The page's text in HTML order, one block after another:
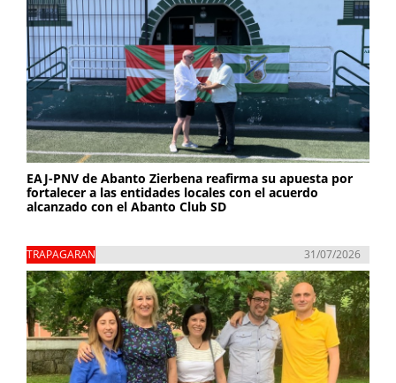
EAJ-PNV de Abanto Zierbena reafirma su apuesta por
fortalecer a las entidades locales con el acuerdo
alcanzado con el Abanto Club SD
TRAPAGARAN 31/07/2026